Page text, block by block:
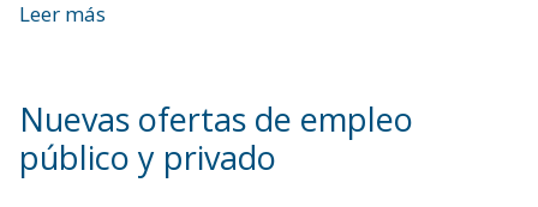
Leer más
Nuevas ofertas de empleo
público y privado